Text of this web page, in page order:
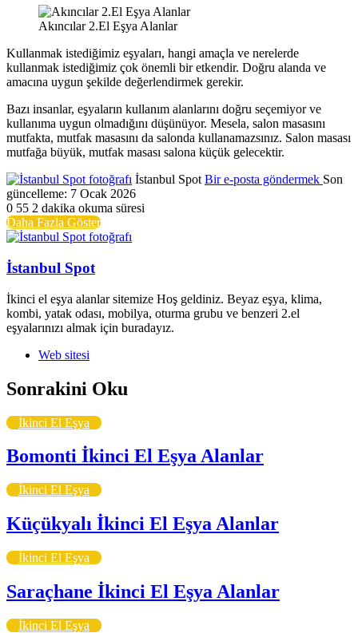
Akıncılar 2.El Eşya Alanlar
Kullanmak istediğimiz eşyaları, hangi amaçla ve nerelerde
kullanmak istediğimiz çok önemli bir etkendir. Doğru alanda ve
amacına uygun şekilde değerlendirmek gerekir.
Bazı insanlar, eşyaların kullanım alanlarını doğru seçemiyor ve
kullanıma uygun olmadığını düşünüyor. Mesela, salon masasını
mutfakta, mutfak masasını da salonda kullanamazsınız. Salon masası
mutfağa büyük, mutfak masası salona küçük gelecektir.
İstanbul Spot Bir e-posta göndermek Son
güncelleme: 7 Ocak 2026
0 55 2 dakika okuma süresi
Daha Fazla Göster
İstanbul Spot
İkinci el eşya alanlar sitemize Hoş geldiniz. Beyaz eşya, klima,
kombi, yatak odası, mobilya, oturma grubu ve benzeri 2.el
eşyalarınızı almak için buradayız.
Web sitesi
Sonrakini Oku
İkinci El Eşya
Bomonti İkinci El Eşya Alanlar
İkinci El Eşya
Küçükyalı İkinci El Eşya Alanlar
İkinci El Eşya
Saraçhane İkinci El Eşya Alanlar
İkinci El Eşya